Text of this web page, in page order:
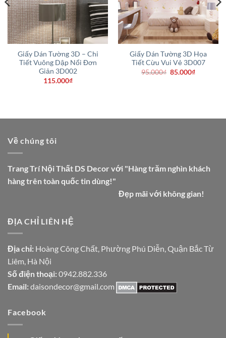
Giấy Dán Tường 3D – Chi
Tiết Vuông Dập Nổi Đơn
Giản 3D002
115.000₫
Giấy Dán Tường 3D Họa
Tiết Cừu Vui Vẻ 3D007
95.000₫ Giá
85.000₫Giá
Về chúng tôi
Trang Trí Nội Thất DS Decor với "Hàng trăm nghìn khách
hàng trên toàn quốc tin dùng!"
Đẹp mãi với không gian!
ĐỊA CHỈ LIÊN HỆ
Địa chỉ: Hoàng Công Chất, Phường Phú Diễn, Quận Bắc Từ
Liêm, Hà Nội
Số điện thoại: 0942.882.336
Email: daisondecor@gmail.com
Facebook